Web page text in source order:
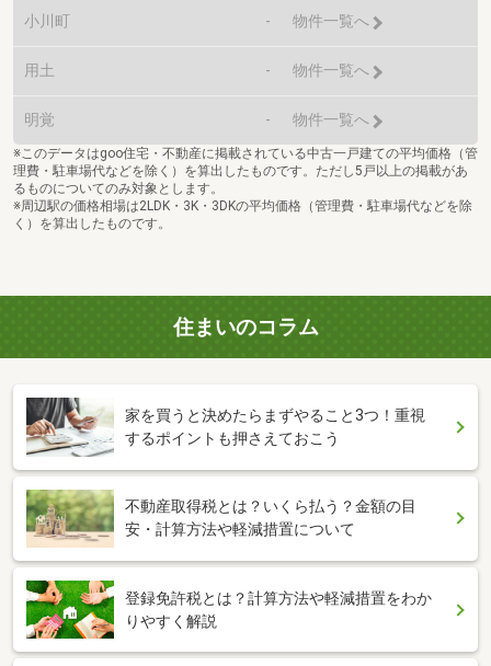
小川町 - 物件一覧へ
用土 - 物件一覧へ
明覚 - 物件一覧へ
※このデータはgoo住宅・不動産に掲載されている中古一戸建ての平均価格（管
理費・駐車場代などを除く）を算出したものです。ただし5戸以上の掲載があ
るものについてのみ対象とします。
※周辺駅の価格相場は2LDK・3K・3DKの平均価格（管理費・駐車場代などを除
く）を算出したものです。
住まいのコラム
家を買うと決めたらまずやること3つ！重視
するポイントも押さえておこう
不動産取得税とは？いくら払う？金額の目
安・計算方法や軽減措置について
登録免許税とは？計算方法や軽減措置をわか
りやすく解説